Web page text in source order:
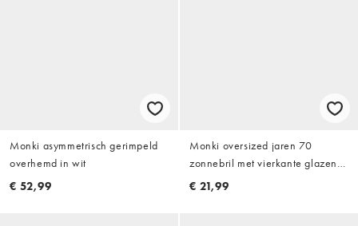
Monki asymmetrisch gerimpeld
overhemd in wit
€ 52,99
Monki oversized jaren 70
zonnebril met vierkante glazen
en gele lens in oranje
€ 21,99